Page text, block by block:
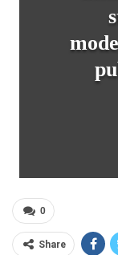
0
Share